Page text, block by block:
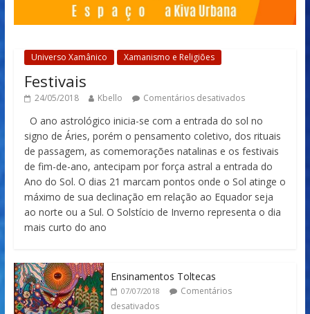
Universo Xamânico Xamanismo e Religiões
Festivais
24/05/2018 Kbello Comentários desativados
O ano astrológico inicia-se com a entrada do sol no
signo de Áries, porém o pensamento coletivo, dos rituais
de passagem, as comemorações natalinas e os festivais
de fim-de-ano, antecipam por força astral a entrada do
Ano do Sol. O dias 21 marcam pontos onde o Sol atinge o
máximo de sua declinação em relação ao Equador seja
ao norte ou a Sul. O Solstício de Inverno representa o dia
mais curto do ano
Ensinamentos Toltecas
07/07/2018
Comentários
desativados